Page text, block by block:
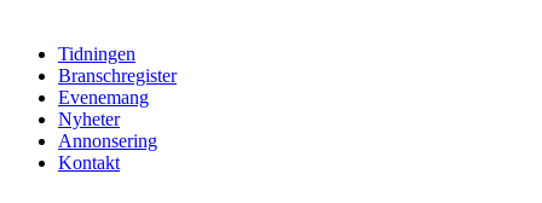
Tidningen
Branschregister
Evenemang
Nyheter
Annonsering
Kontakt